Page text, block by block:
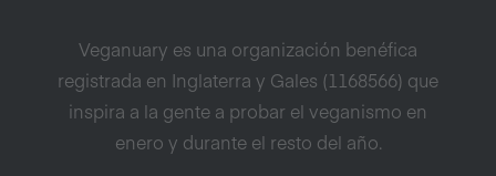
Veganuary es una organización benéfica
registrada en Inglaterra y Gales (1168566) que
inspira a la gente a probar el veganismo en
enero y durante el resto del año.